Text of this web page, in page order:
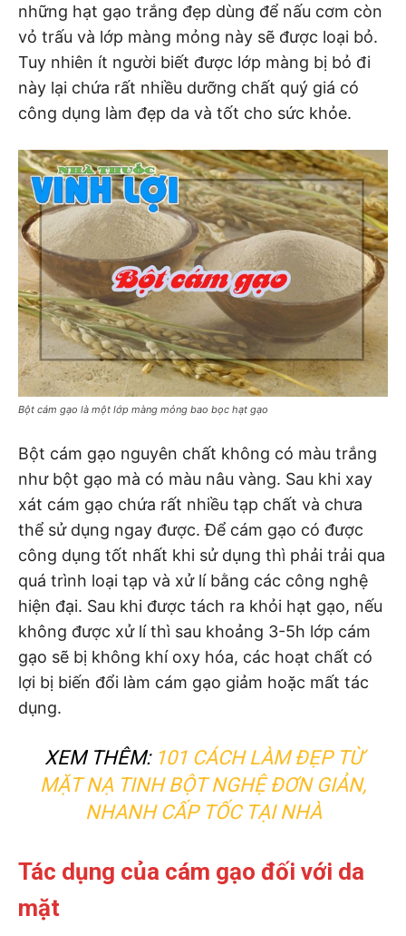
những hạt gạo trắng đẹp dùng để nấu cơm còn
vỏ trấu và lớp màng mỏng này sẽ được loại bỏ.
Tuy nhiên ít người biết được lớp màng bị bỏ đi
này lại chứa rất nhiều dưỡng chất quý giá có
công dụng làm đẹp da và tốt cho sức khỏe.
Bột cám gạo là một lớp màng mỏng bao bọc hạt gạo
Bột cám gạo nguyên chất không có màu trắng
như bột gạo mà có màu nâu vàng. Sau khi xay
xát cám gạo chứa rất nhiều tạp chất và chưa
thể sử dụng ngay được. Để cám gạo có được
công dụng tốt nhất khi sử dụng thì phải trải qua
quá trình loại tạp và xử lí bằng các công nghệ
hiện đại. Sau khi được tách ra khỏi hạt gạo, nếu
không được xử lí thì sau khoảng 3-5h lớp cám
gạo sẽ bị không khí oxy hóa, các hoạt chất có
lợi bị biến đổi làm cám gạo giảm hoặc mất tác
dụng.
XEM THÊM: 101 CÁCH LÀM ĐẸP TỪ
MẶT NẠ TINH BỘT NGHỆ ĐƠN GIẢN,
NHANH CẤP TỐC TẠI NHÀ
Tác dụng của cám gạo đối với da
mặt